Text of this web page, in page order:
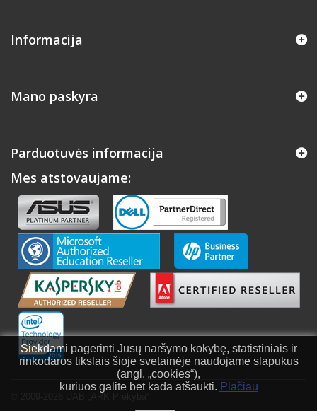
Siekdami pagerinti Jūsų naršymo kokybę, statistiniais ir
rinkodaros tikslais šioje svetainėje naudojame slapukus
(angl. „cookies“),
kuriuos galite bet kada atšaukti. Plačiau
Informacija
Mano paskyra
Parduotuvės informacija
Mes atstovaujame: